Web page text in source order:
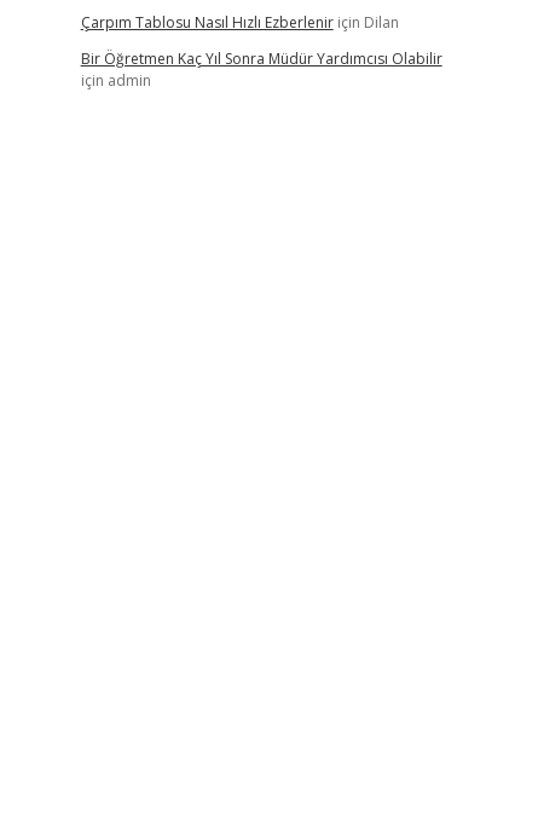
Çarpım Tablosu Nasıl Hızlı Ezberleniriçin Dilan
Bir Öğretmen Kaç Yıl Sonra Müdür Yardımcısı Olabilir
için admin